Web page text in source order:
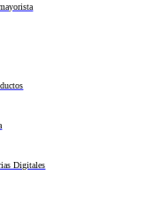
Digitales